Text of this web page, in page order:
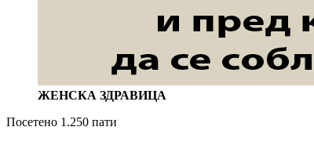
ЖЕНСКА ЗДРАВИЦА
Посетено 1.250 пати